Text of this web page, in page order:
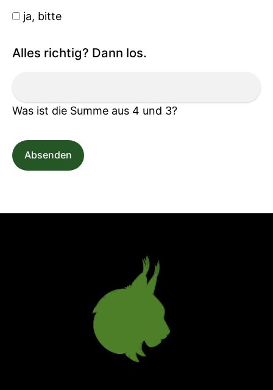
ja, bitte
Alles richtig? Dann los.
Was ist die Summe aus 4 und 3?
Absenden